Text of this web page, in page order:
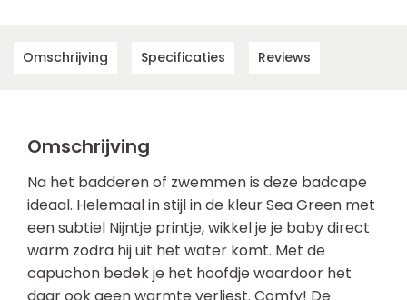
Omschrijving Specificaties Reviews
Omschrijving
Na het badderen of zwemmen is deze badcape
ideaal. Helemaal in stijl in de kleur Sea Green met
een subtiel Nijntje printje, wikkel je je baby direct
warm zodra hij uit het water komt. Met de
capuchon bedek je het hoofdje waardoor het
daar ook geen warmte verliest. Comfy! De